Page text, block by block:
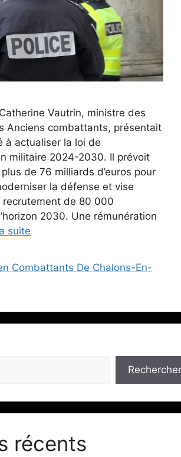
Vautrin, ministre des
Anciens combattants, présentait
à actualiser la loi de
militaire 2024-2030. Il prévoit
de 76 milliards d’euros pour
la défense et vise
recrutement de 80 000
2030. Une rémunération
suite
Combattants De Chalons-En-
Rechercher
récents